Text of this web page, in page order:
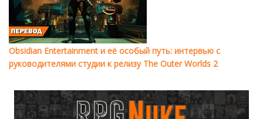
Obsidian Entertainment и её особый путь: интервью с
руководителями студии к релизу The Outer Worlds 2